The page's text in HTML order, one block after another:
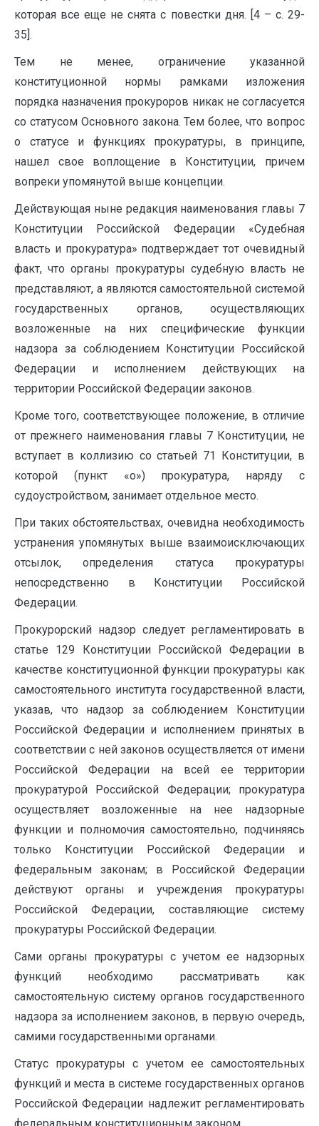
которая все еще не снята с повестки дня. [4 – с. 29-
35].
Тем не менее, ограничение указанной
конституционной нормы рамками изложения
порядка назначения прокуроров никак не согласуется
со статусом Основного закона. Тем более, что вопрос
о статусе и функциях прокуратуры, в принципе,
нашел свое воплощение в Конституции, причем
вопреки упомянутой выше концепции.
Действующая ныне редакция наименования главы 7
Конституции Российской Федерации «Судебная
власть и прокуратура» подтверждает тот очевидный
факт, что органы прокуратуры судебную власть не
представляют, а являются самостоятельной системой
государственных органов, осуществляющих
возложенные на них специфические функции
надзора за соблюдением Конституции Российской
Федерации и исполнением действующих на
территории Российской Федерации законов.
Кроме того, соответствующее положение, в отличие
от прежнего наименования главы 7 Конституции, не
вступает в коллизию со статьей 71 Конституции, в
которой (пункт «о») прокуратура, наряду с
судоустройством, занимает отдельное место.
При таких обстоятельствах, очевидна необходимость
устранения упомянутых выше взаимоисключающих
отсылок, определения статуса прокуратуры
непосредственно в Конституции Российской
Федерации.
Прокурорский надзор следует регламентировать в
статье 129 Конституции Российской Федерации в
качестве конституционной функции прокуратуры как
самостоятельного института государственной власти,
указав, что надзор за соблюдением Конституции
Российской Федерации и исполнением принятых в
соответствии с ней законов осуществляется от имени
Российской Федерации на всей ее территории
прокуратурой Российской Федерации; прокуратура
осуществляет возложенные на нее надзорные
функции и полномочия самостоятельно, подчиняясь
только Конституции Российской Федерации и
федеральным законам; в Российской Федерации
действуют органы и учреждения прокуратуры
Российской Федерации, составляющие систему
прокуратуры Российской Федерации.
Сами органы прокуратуры с учетом ее надзорных
функций необходимо рассматривать как
самостоятельную систему органов государственного
надзора за исполнением законов, в первую очередь,
самими государственными органами.
Статус прокуратуры с учетом ее самостоятельных
функций и места в системе государственных органов
Российской Федерации надлежит регламентировать